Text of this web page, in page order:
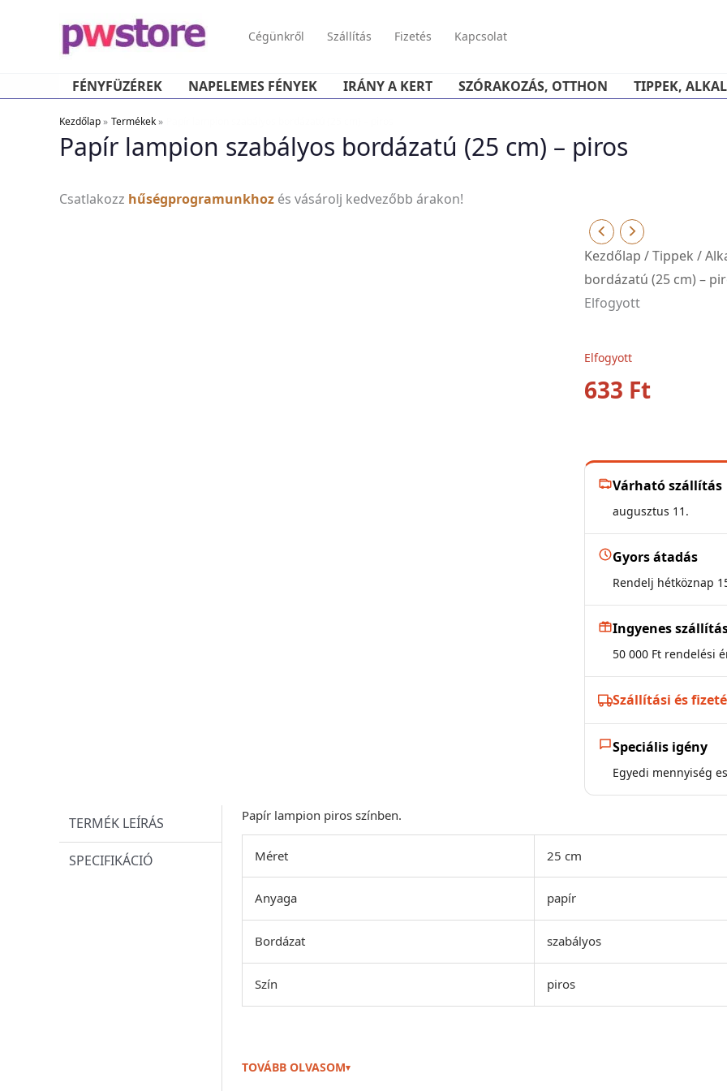
Cégünkről Szállítás Fizetés Kapcsolat
FÉNYFÜZÉREK NAPELEMES FÉNYEK IRÁNY A KERT SZÓRAKOZÁS, OTTHON TIPPEK,
Kezdőlap Termékek
Papír lampion szabályos bordázatú (25 cm) – piros
Csatlakozz hűségprogramunkhozés vásárolj kedvezőbb árakon!
Kezdőlap /Tippek /
bordázatú (25 cm) –
633 Ft
Elfogyott
Várható szállítás
augusztus 11.
Gyors átadás
Rendelj hétköznap
Ingyenes
50 000 Ft rendelési
Szállítási és
Speciális igény
Egyedi mennyiség
Elfogyott
TERMÉK LEÍRÁS
SPECIFIKÁCIÓ
Papír lampion piros színben.
Méret 25 cm
Anyaga papír
Bordázat szabályos
Szín piros
TOVÁBB OLVASOM▾